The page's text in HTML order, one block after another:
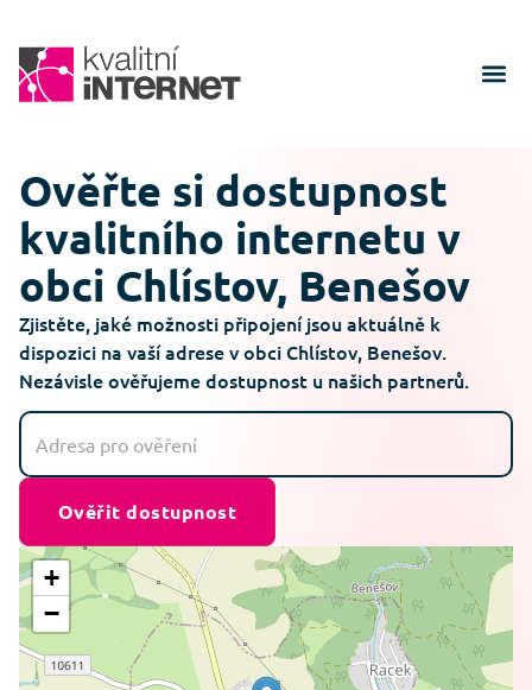
Ověřte si dostupnost
kvalitního internetu v
obci Chlístov, Benešov
Zjistěte, jaké možnosti připojení jsou aktuálně k
dispozici na vaší adrese v obci Chlístov, Benešov.
Nezávisle ověřujeme dostupnost u našich partnerů.
Ověřit dostupnost
+
−